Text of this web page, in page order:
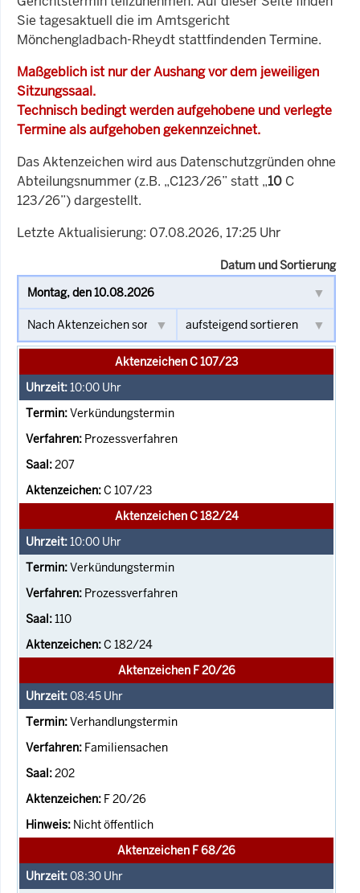
Sie tagesaktuell die im Amtsgericht
Mönchengladbach-Rheydt stattfindenden Termine.
Maßgeblich ist nur der Aushang vor dem jeweiligen
Sitzungssaal.
Technisch bedingt werden aufgehobene und verlegte
Termine als aufgehoben gekennzeichnet.
Das Aktenzeichen wird aus Datenschutzgründen ohne
Abteilungsnummer (z.B. „C123/26” statt „10 C
123/26”) dargestellt.
Letzte Aktualisierung: 07.08.2026, 17:25 Uhr
Datum und Sortierung
Aktenzeichen C 107/23
10:00 Uhr
Verkündungstermin
Prozessverfahren
207
C 107/23
Aktenzeichen C 182/24
10:00 Uhr
Verkündungstermin
Prozessverfahren
110
C 182/24
Aktenzeichen F 20/26
08:45 Uhr
Verhandlungstermin
Familiensachen
202
F 20/26
Nicht öffentlich
Aktenzeichen F 68/26
08:30 Uhr